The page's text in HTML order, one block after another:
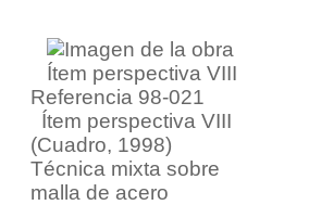
Referencia 98-021
Ítem perspectiva VIII
(Cuadro, 1998)
Técnica mixta sobre
malla de acero